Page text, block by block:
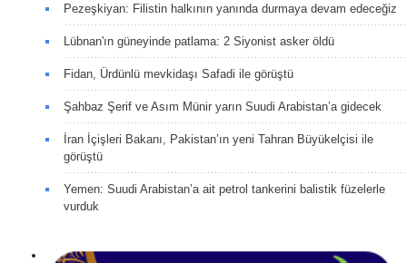
Pezeşkiyan: Filistin halkının yanında durmaya devam edeceğiz
Lübnan'ın güneyinde patlama: 2 Siyonist asker öldü
Fidan, Ürdünlü mevkidaşı Safadi ile görüştü
Şahbaz Şerif ve Asım Münir yarın Suudi Arabistan’a gidecek
İran İçişleri Bakanı, Pakistan’ın yeni Tahran Büyükelçisi ile
görüştü
Yemen: Suudi Arabistan’a ait petrol tankerini balistik füzelerle
vurduk